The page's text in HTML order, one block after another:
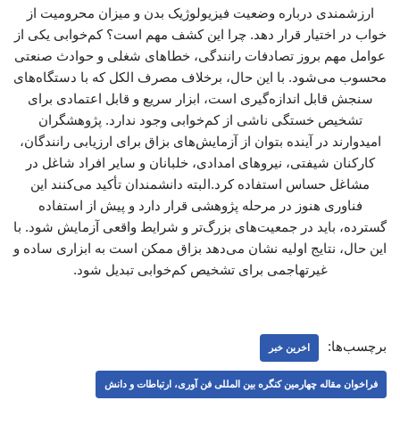
ارزشمندی درباره وضعیت فیزیولوژیک بدن و میزان محرومیت از
خواب در اختیار قرار دهد. چرا این کشف مهم است؟ کم‌خوابی یکی از
عوامل مهم بروز تصادفات رانندگی، خطاهای شغلی و حوادث صنعتی
محسوب می‌شود. با این حال، برخلاف مصرف الکل که با دستگاه‌های
سنجش قابل اندازه‌گیری است، ابزار سریع و قابل اعتمادی برای
تشخیص خستگی ناشی از کم‌خوابی وجود ندارد. پژوهشگران
امیدوارند در آینده بتوان از آزمایش‌های بزاق برای ارزیابی رانندگان،
کارکنان شیفتی، نیروهای امدادی، خلبانان و سایر افراد شاغل در
مشاغل حساس استفاده کرد.البته دانشمندان تأکید می‌کنند این
فناوری هنوز در مرحله پژوهشی قرار دارد و پیش از استفاده
گسترده، باید در جمعیت‌های بزرگ‌تر و شرایط واقعی آزمایش شود. با
این حال، نتایج اولیه نشان می‌دهد بزاق ممکن است به ابزاری ساده و
غیرتهاجمی برای تشخیص کم‌خوابی تبدیل شود.
برچسب‌ها: اخرین خبر
فراخوان مقاله چهارمین کنگره بین المللی فن آوری، ارتباطات و دانش